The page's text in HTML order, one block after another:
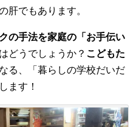
肝でもあります。
の手法を家庭の「お手伝い
はどうでしょうか？ こどもた
る、「暮らしの学校だいだ
ます！